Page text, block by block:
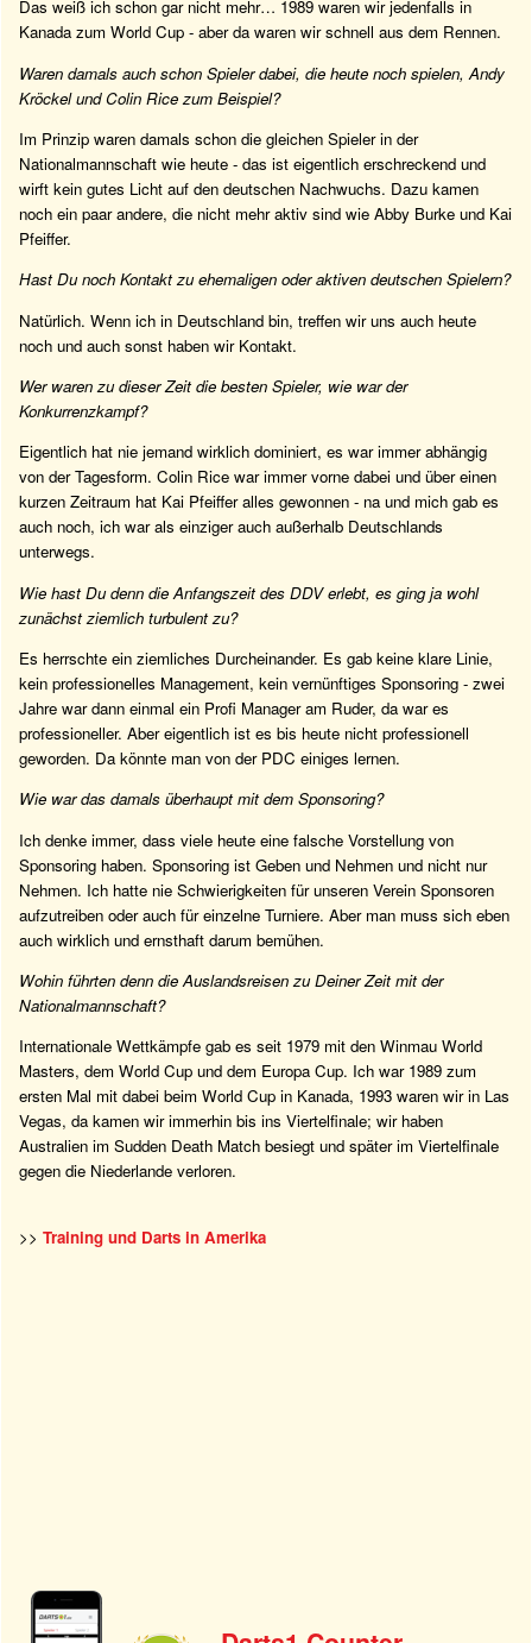
Das weiß ich schon gar nicht mehr… 1989 waren wir jedenfalls in
Kanada zum World Cup - aber da waren wir schnell aus dem Rennen.
Waren damals auch schon Spieler dabei, die heute noch spielen, Andy
Kröckel und Colin Rice zum Beispiel?
Im Prinzip waren damals schon die gleichen Spieler in der
Nationalmannschaft wie heute - das ist eigentlich erschreckend und
wirft kein gutes Licht auf den deutschen Nachwuchs. Dazu kamen
noch ein paar andere, die nicht mehr aktiv sind wie Abby Burke und Kai
Pfeiffer.
Hast Du noch Kontakt zu ehemaligen oder aktiven deutschen Spielern?
Natürlich. Wenn ich in Deutschland bin, treffen wir uns auch heute
noch und auch sonst haben wir Kontakt.
Wer waren zu dieser Zeit die besten Spieler, wie war der
Konkurrenzkampf?
Eigentlich hat nie jemand wirklich dominiert, es war immer abhängig
von der Tagesform. Colin Rice war immer vorne dabei und über einen
kurzen Zeitraum hat Kai Pfeiffer alles gewonnen - na und mich gab es
auch noch, ich war als einziger auch außerhalb Deutschlands
unterwegs.
Wie hast Du denn die Anfangszeit des DDV erlebt, es ging ja wohl
zunächst ziemlich turbulent zu?
Es herrschte ein ziemliches Durcheinander. Es gab keine klare Linie,
kein professionelles Management, kein vernünftiges Sponsoring - zwei
Jahre war dann einmal ein Profi Manager am Ruder, da war es
professioneller. Aber eigentlich ist es bis heute nicht professionell
geworden. Da könnte man von der PDC einiges lernen.
Wie war das damals überhaupt mit dem Sponsoring?
Ich denke immer, dass viele heute eine falsche Vorstellung von
Sponsoring haben. Sponsoring ist Geben und Nehmen und nicht nur
Nehmen. Ich hatte nie Schwierigkeiten für unseren Verein Sponsoren
aufzutreiben oder auch für einzelne Turniere. Aber man muss sich eben
auch wirklich und ernsthaft darum bemühen.
Wohin führten denn die Auslandsreisen zu Deiner Zeit mit der
Nationalmannschaft?
Internationale Wettkämpfe gab es seit 1979 mit den Winmau World
Masters, dem World Cup und dem Europa Cup. Ich war 1989 zum
ersten Mal mit dabei beim World Cup in Kanada, 1993 waren wir in Las
Vegas, da kamen wir immerhin bis ins Viertelfinale; wir haben
Australien im Sudden Death Match besiegt und später im Viertelfinale
gegen die Niederlande verloren.
>> Training und Darts in Amerika